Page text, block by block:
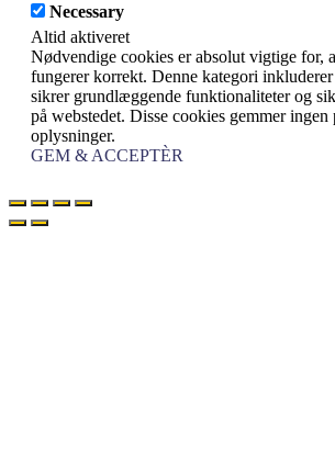
Necessary
Altid aktiveret
Nødvendige cookies er absolut vigtige for,
fungerer korrekt. Denne kategori
sikrer grundlæggende funktionaliteter og
på webstedet. Disse cookies gemmer ingen
oplysninger.
GEM & ACCEPTÈR